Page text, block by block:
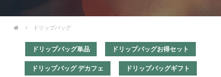
ドリップバッグ
ドリップバッグ単品 ドリップバッグお得セット
ドリップバッグ デカフェ ドリップバッグギフト